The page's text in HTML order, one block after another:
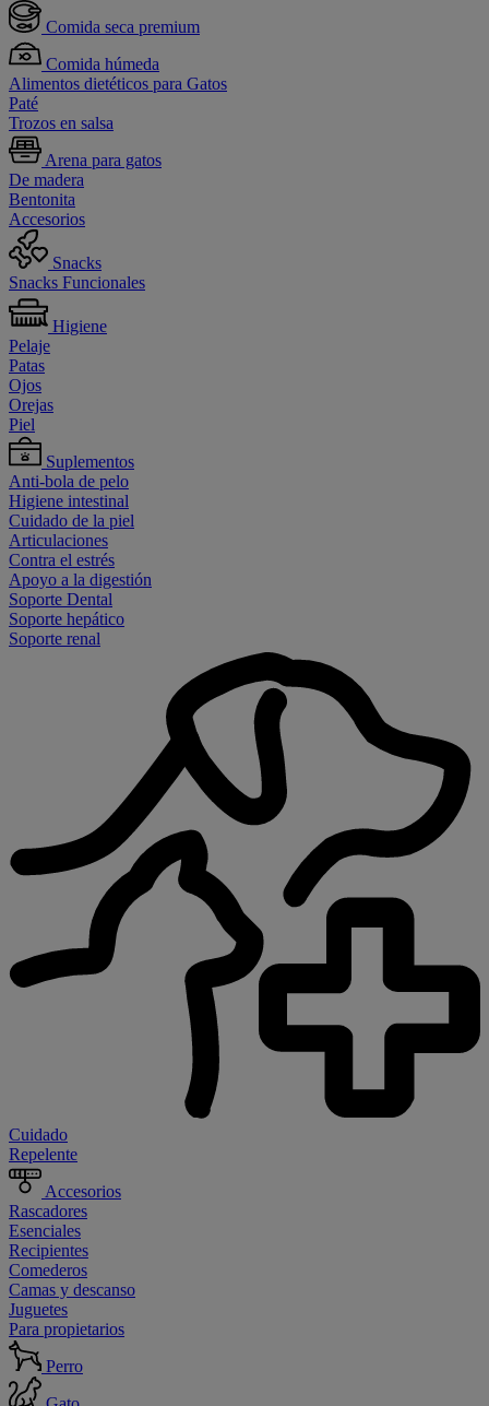
Comida seca premium
Comida húmeda
Alimentos dietéticos para Gatos
Paté
Trozos en salsa
Arena para gatos
De madera
Bentonita
Accesorios
Snacks
Snacks Funcionales
Higiene
Pelaje
Patas
Ojos
Orejas
Piel
Suplementos
Anti-bola de pelo
Higiene intestinal
Cuidado de la piel
Articulaciones
Contra el estrés
Apoyo a la digestión
Soporte Dental
Soporte hepático
Soporte renal
Cuidado
Repelente
Accesorios
Rascadores
Esenciales
Recipientes
Comederos
Camas y descanso
Juguetes
Para propietarios
Perro